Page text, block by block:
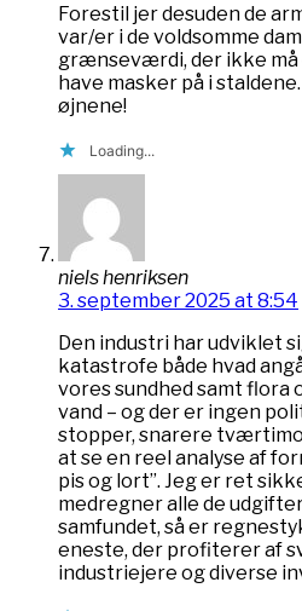
Forestil jer desuden de
var/er i de voldsomme
grænseværdi, der ikke må
have masker på i
øjnene!
Loading...
niels henriksen
3. september 2025 at 8:54
Den industri har udviklet
katastrofe både hvad
vores sundhed samt flora
vand – og der er ingen
stopper, snarere
at se en reel analyse af
pis og lort”. Jeg er ret
medregner alle de
samfundet, så er
eneste, der profiterer af
industriejere og diverse